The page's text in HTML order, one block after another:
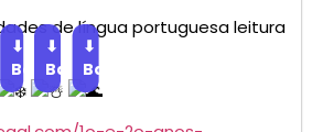
de língua portuguesa leitura
⬇
Baixar
⬇
Baixar
⬇
Baixar